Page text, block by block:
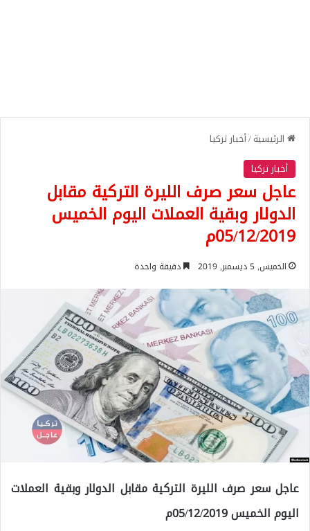
الرئيسية/أخبار تركيا
أخبار تركيا
عاجل سعر صرف الليرة التركية مقابل
الدولار وبقية العملات اليوم الخميس
05/12/2019م
الخميس, 5 ديسمبر, 2019 دقيقة واحدة
عاجل سعر صرف الليرة التركية مقابل الدولار وبقية العملات
اليوم الخميس 05/12/2019م